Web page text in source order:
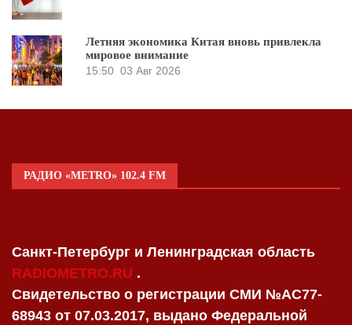
Летняя экономика Китая вновь привлекла
мировое внимание
15:50 03 Авг 2026
РАДИО «METRO» 102.4 FM
Санкт-Петербург и Ленинградская область
RADIOMETRO.RU .
Свидетельство о регистрации СМИ №AC77-
68943 от 07.03.2017, выдано Федеральной